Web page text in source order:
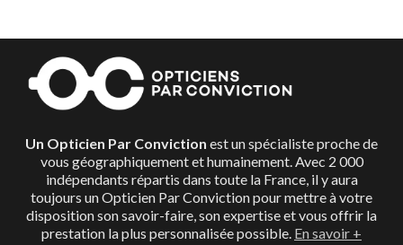
transparence des prix, en vous proposant les produits
adaptés, de grande qualité, pour le budget qui vous
correspond.
Un Opticien Par Conviction est un spécialiste proche de
vous géographiquement et humainement. Avec 2 000
indépendants répartis dans toute la France, il y aura
toujours un Opticien Par Conviction pour mettre à votre
disposition son savoir-faire, son expertise et vous offrir la
prestation la plus personnalisée possible. En savoir +